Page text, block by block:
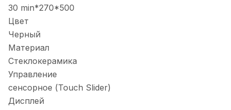
30 min*270*500
Цвет
Черный
Материал
Стеклокерамика
Управление
сенсорное (Touch Slider)
Дисплей